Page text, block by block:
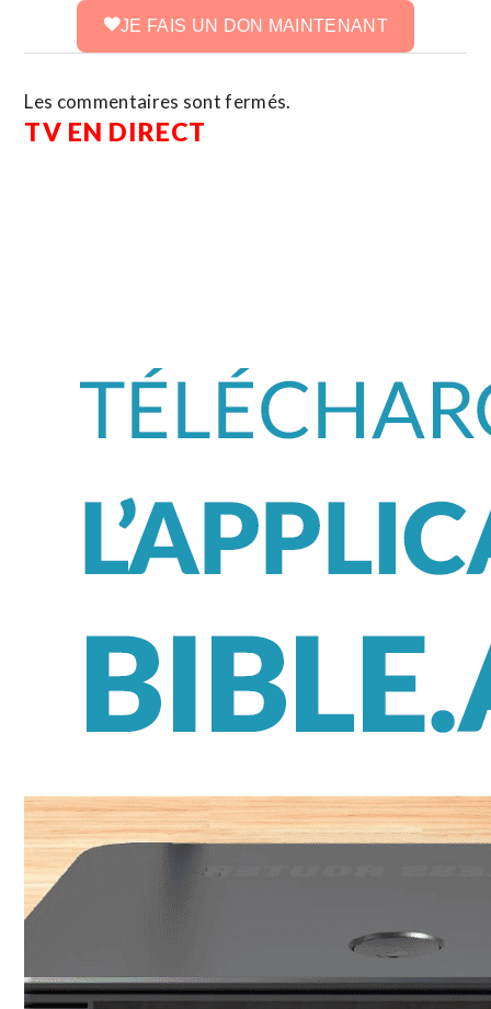
JE FAIS UN DON MAINTENANT
Les commentaires sont fermés.
TV EN DIRECT